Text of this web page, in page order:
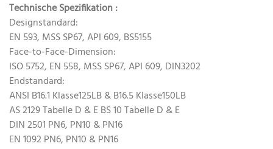
Technische Spezifikation:
Designstandard:
EN 593, MSS SP67, API 609, BS5155
Face-to-Face-Dimension:
ISO 5752, EN 558, MSS SP67, API 609, DIN3202
Endstandard:
ANSI B16.1 Klasse125LB & B16.5 Klasse150LB
AS 2129 Tabelle D & E BS 10 Tabelle D & E
DIN 2501 PN6, PN10 & PN16
EN 1092 PN6, PN10 & PN16